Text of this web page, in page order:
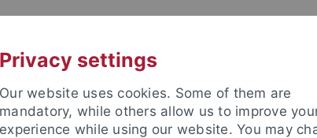
Privacy settings
Our website uses cookies. Some of them are
mandatory, while others allow us to improve
experience while using our website. You may